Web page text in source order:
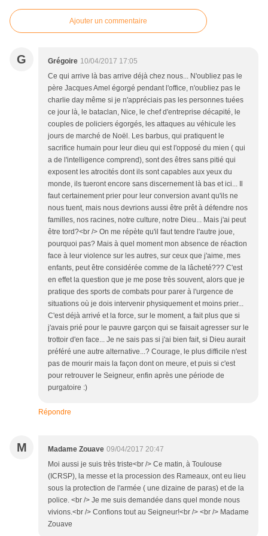
Ajouter un commentaire
G Grégoire 10/04/2017 17:05
Ce qui arrive là bas arrive déjà chez nous... N'oubliez pas le
père Jacques Amel égorgé pendant l'office, n'oubliez pas le
charlie day même si je n'appréciais pas les personnes tuées
ce jour là, le bataclan, Nice, le chef d'entreprise décapité, le
couples de policiers égorgés, les attaques au véhicule les
jours de marché de Noël. Les barbus, qui pratiquent le
sacrifice humain pour leur dieu qui est l'opposé du mien ( qui
a de l'intelligence comprend), sont des êtres sans pitié qui
exposent les atrocités dont ils sont capables aux yeux du
monde, ils tueront encore sans discernement là bas et ici... Il
faut certainement prier pour leur conversion avant qu'ils ne
nous tuent, mais nous devrions aussi être prêt à défendre nos
familles, nos racines, notre culture, notre Dieu... Mais j'ai peut
être tord?<br /> On me répète qu'il faut tendre l'autre joue,
pourquoi pas? Mais à quel moment mon absence de réaction
face à leur violence sur les autres, sur ceux que j'aime, mes
enfants, peut être considérée comme de la lâcheté??? C'est
en effet la question que je me pose très souvent, alors que je
pratique des sports de combats pour parer à l'urgence de
situations où je dois intervenir physiquement et moins prier...
C'est déjà arrivé et la force, sur le moment, a fait plus que si
j'avais prié pour le pauvre garçon qui se faisait agresser sur le
trottoir d'en face... Je ne sais pas si j'ai bien fait, si Dieu aurait
préféré une autre alternative...? Courage, le plus difficile n'est
pas de mourir mais la façon dont on meure, et puis si c'est
pour retrouver le Seigneur, enfin après une période de
purgatoire :)
Répondre
M Madame Zouave 09/04/2017 20:47
Moi aussi je suis très triste<br /> Ce matin, à Toulouse
(ICRSP), la messe et la procession des Rameaux, ont eu lieu
sous la protection de l'armée ( une dizaine de paras) et de la
police. <br /> Je me suis demandée dans quel monde nous
vivions.<br /> Confions tout au Seigneur!<br /> <br /> Madame
Zouave